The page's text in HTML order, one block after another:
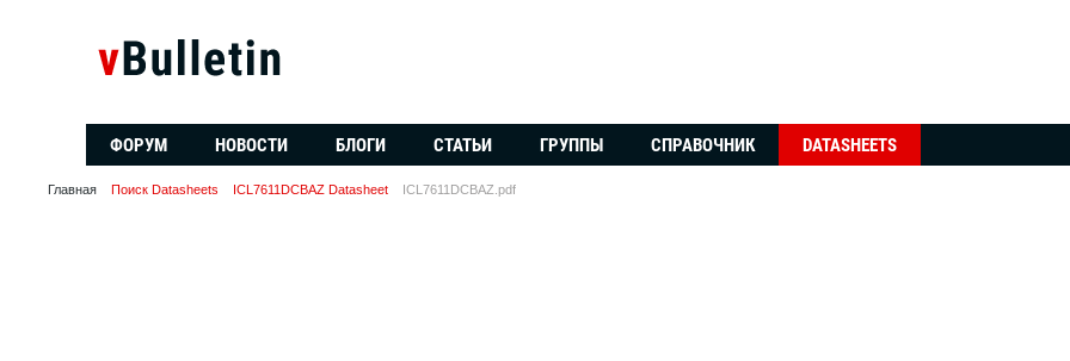
ФОРУМ НОВОСТИ БЛОГИ СТАТЬИ ГРУППЫ СПРАВОЧНИК DATASHEETS
Главная Поиск Datasheets ICL7611DCBAZ Datasheet ICL7611DCBAZ.pdf